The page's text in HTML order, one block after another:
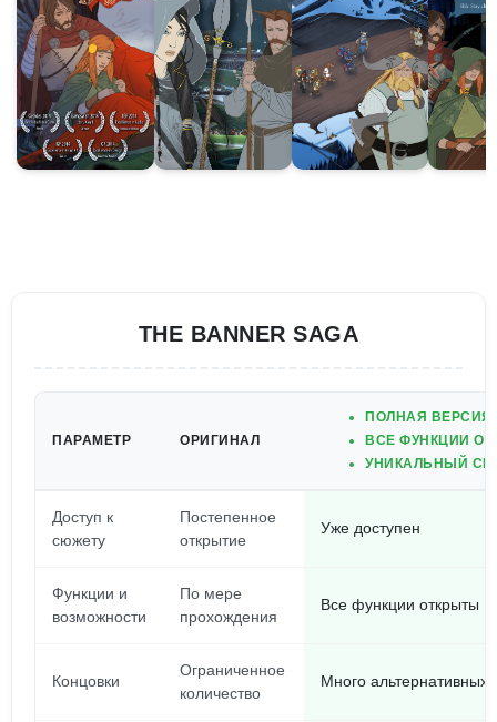
THE BANNER SAGA
ПАРАМЕТР ОРИГИНАЛ
ПОЛНАЯ ВЕРСИЯ
ВСЕ ФУНКЦИИ
УНИКАЛЬНЫЙ
Доступ к
сюжету
Постепенное
открытие
Уже доступен
Функции и
возможности
По мере
прохождения
Все функции открыты
Концовки
Ограниченное
количество
Много альтернативных